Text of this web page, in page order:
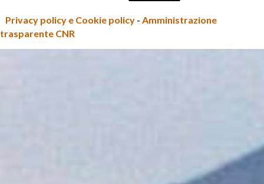
Privacy policy e Cookie policy - Amministrazione
trasparente CNR